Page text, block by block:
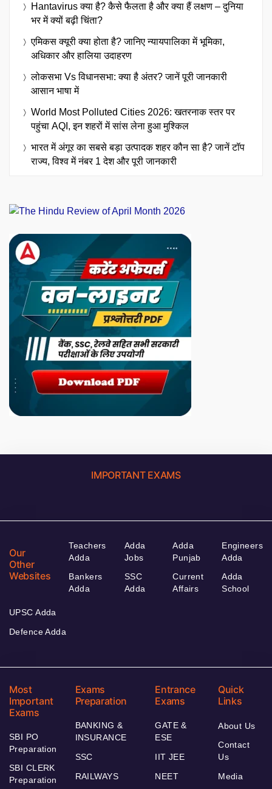
Hantavirus क्या है? कैसे फैलता है और क्या हैं लक्षण – दुनिया
भर में क्यों बढ़ी चिंता?
एमिकस क्यूरी क्या होता है? जानिए न्यायपालिका में भूमिका,
अधिकार और हालिया उदाहरण
लोकसभा Vs विधानसभा: क्या है अंतर? जानें पूरी जानकारी
आसान भाषा में
World Most Polluted Cities 2026: खतरनाक स्तर पर
पहुंचा AQI, इन शहरों में सांस लेना हुआ मुश्किल
भारत में अंगूर का सबसे बड़ा उत्पादक शहर कौन सा है? जानें टॉप
राज्य, विश्व में नंबर 1 देश और पूरी जानकारी
IMPORTANT EXAMS
Our
Other
Websites
Teachers
Adda
Bankers
Adda
Adda
Jobs
SSC
Adda
Adda
Punjab
Current
Affairs
Engineers
Adda
Adda
School
UPSC Adda
Defence Adda
Most
Important
Exams
SBI PO
Preparation
SBI CLERK
Preparation
Exams
Preparation
BANKING &
INSURANCE
SSC
RAILWAYS
Entrance
Exams
GATE &
ESE
IIT JEE
NEET
Quick
Links
About Us
Contact
Us
Media